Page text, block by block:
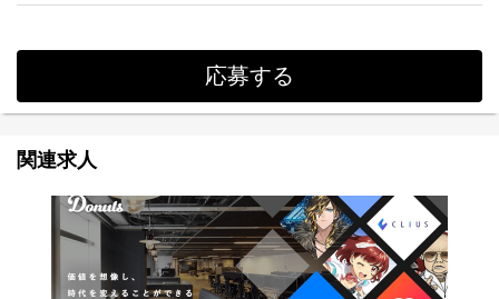
応募する
関連求人